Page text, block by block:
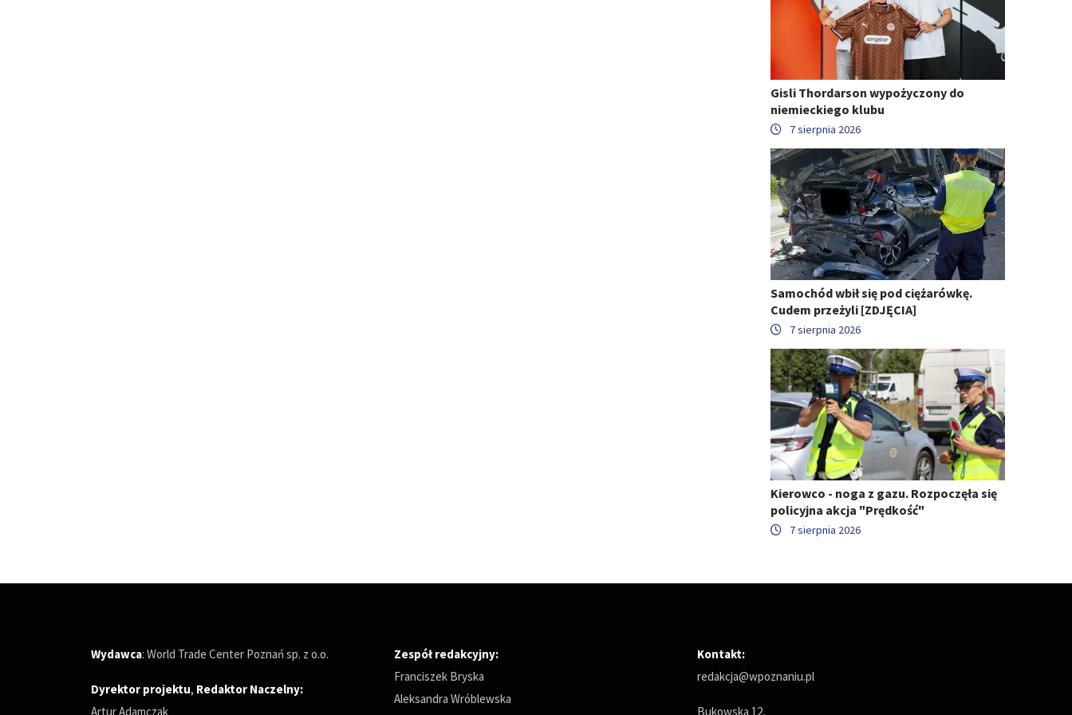
Gisli Thordarson wypożyczony do
niemieckiego klubu
7 sierpnia 2026
Samochód wbił się pod ciężarówkę.
Cudem przeżyli [ZDJĘCIA]
7 sierpnia 2026
Kierowco - noga z gazu. Rozpoczęła się
policyjna akcja "Prędkość"
7 sierpnia 2026
Wydawca: World Trade Center Poznań sp. z o.o.
Dyrektor projektu, Redaktor Naczelny:
Artur Adamczak
Zespół redakcyjny:
Franciszek Bryska
Aleksandra Wróblewska
Kontakt:
redakcja@wpoznaniu.pl
Bukowska 12,